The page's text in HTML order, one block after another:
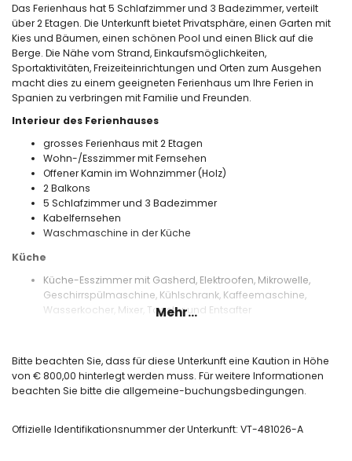
Das Ferienhaus hat 5 Schlafzimmer und 3 Badezimmer, verteilt
über 2 Etagen. Die Unterkunft bietet Privatsphäre, einen Garten mit
Kies und Bäumen, einen schönen Pool und einen Blick auf die
Berge. Die Nähe vom Strand, Einkaufsmöglichkeiten,
Sportaktivitäten, Freizeiteinrichtungen und Orten zum Ausgehen
macht dies zu einem geeigneten Ferienhaus um Ihre Ferien in
Spanien zu verbringen mit Familie und Freunden.
Interieur des Ferienhauses
grosses Ferienhaus mit 2 Etagen
Wohn-/Esszimmer mit Fernsehen
Offener Kamin im Wohnzimmer (Holz)
2 Balkons
5 Schlafzimmer und 3 Badezimmer
Kabelfernsehen
Waschmaschine in der Küche
Küche
Küche-Esszimmer mit Gasherd, Elektroofen, Mikrowelle,
Geschirrspülmaschine, Kühlschrank, Kaffeemaschine,
Wasserkocher, Mixer, Toaster und Entsafter
Schlafzimmer mit Etagenbett und Ventilator
2 Schlafzimmer, jedes mit Doppelbett und Ventilator
Schlafzimmer mit 2 Einzelbetten und Ventilator
Bidet, Toilette und Föhn
Mehr...
Bitte beachten Sie, dass für diese Unterkunft eine Kaution in Höhe
von € 800,00 hinterlegt werden muss. Für weitere Informationen
beachten Sie bitte die allgemeine-buchungsbedingungen.
Offizielle Identifikationsnummer der Unterkunft: VT-481026-A